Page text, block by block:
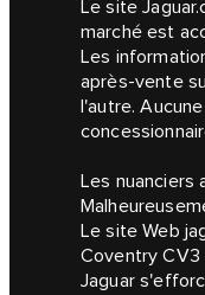
Le site
marché est
Les
après-vente
l'autre.
Les nuanciers
Le site Web
Coventry CV3
Jaguar